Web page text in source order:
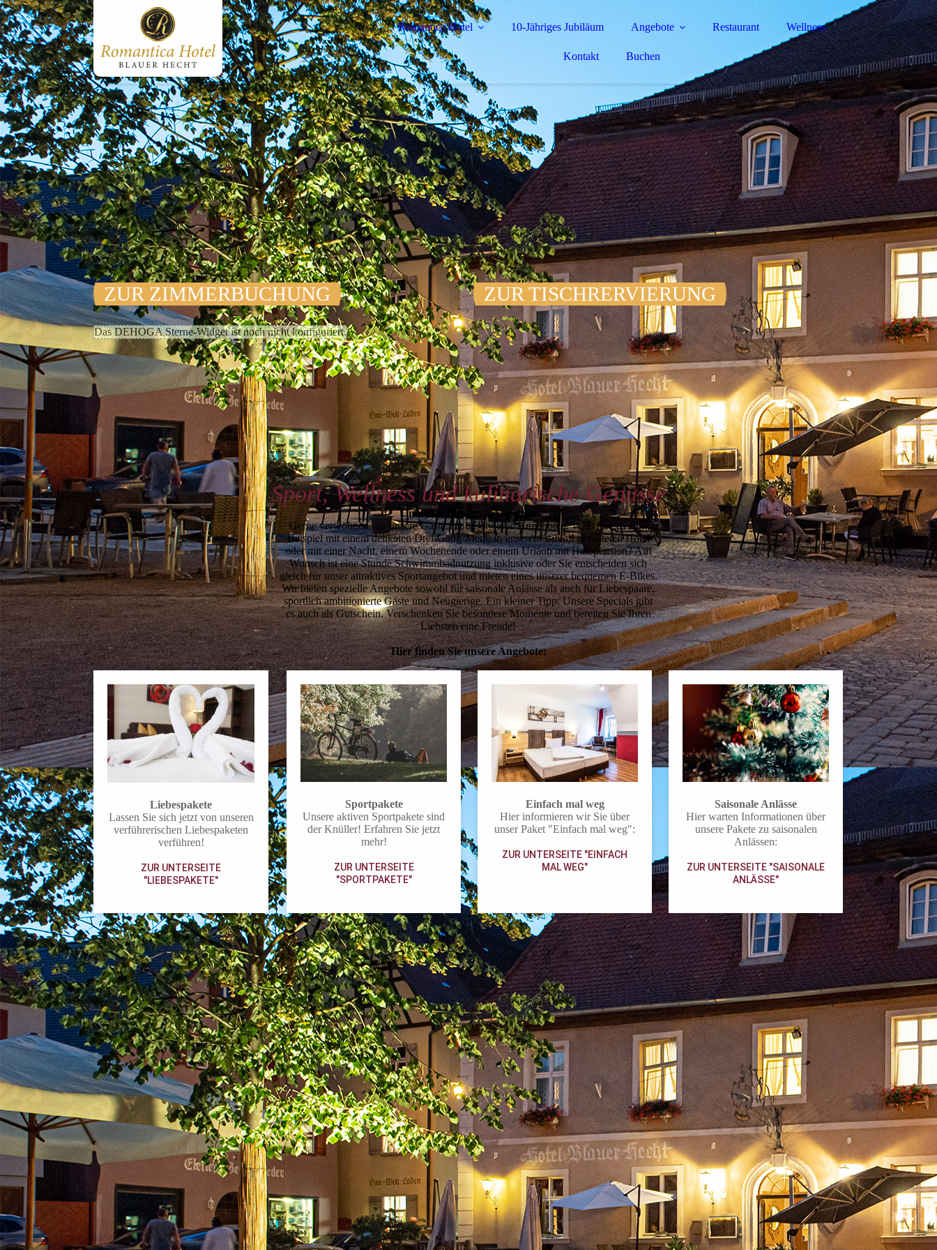
Romantica Hotel 10-Jähriges Jubiläum Angebote Restaurant Wellness
Kontakt Buchen
ZUR ZIMMER­BUCHUNG ZUR TISCHRERVIERUNG
Das DEHOGA Sterne-Widget ist noch nicht konfiguriert.
Sport, Wellness und kulinarische Genüsse
Unsere raffinierten Angebote
Gerne verwöhnen wir unsere Gäste mit besonderen Angeboten. Wie wäre es zum
Beispiel mit einem delikaten Drei-Gang-Menü in unserem stilvoll gestalteten Hotel
oder mit einer Nacht, einem Wochen­ende oder einem Urlaub mit Halbpension? Auf
Wunsch ist eine Stunde Schwimmbadnutzung inklu­sive oder Sie entscheiden sich
gleich für unser attraktives Sportangebot und mieten eines unserer bequemen E-Bikes.
Wir bieten spezielle Angebote sowohl für saisonale Anlässe als auch für Liebes­paare,
sportlich ambitionierte Gäste und Neugierige. Ein kleiner Tipp: Unsere Specials gibt
es auch als Gutschein. Verschenken Sie besondere Momente und bereiten Sie Ihren
Liebsten eine Freude!
Hier finden Sie unsere Angebote:
Liebespakete
Lassen Sie sich jetzt von unseren
ver­füh­re­rischen Liebespaketen
verführen!
ZUR UNTERSEITE
"LIEBESPAKETE"
Sportpakete
Unsere aktiven Sportpakete sind
der Knüller! Erfahren Sie jetzt
mehr!
ZUR UNTERSEITE
"SPORTPAKETE"
Einfach mal weg
Hier informieren wir Sie über
unser Paket "Einfach mal weg":
ZUR UNTERSEITE "EINFACH
MAL WEG"
Saisonale Anlässe
Hier warten Informationen über
unsere Pakete zu saisonalen
Anlässen:
ZUR UNTERSEITE "SAISONALE
ANLÄSSE"